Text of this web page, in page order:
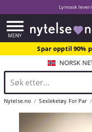
Lynrask
Spar opptil 90%
NORSK
Nytelse.no Sexleketøy For Par